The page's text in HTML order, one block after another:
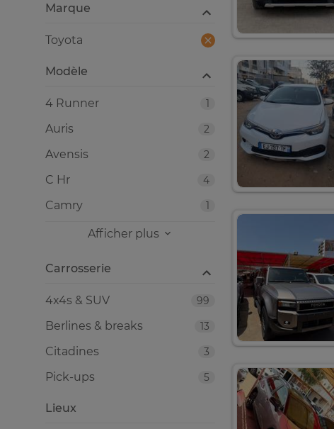
Lieux
Marque
Toyota
Modèle
1
4 Runner
2
Auris
2
Avensis
4
C Hr
1
Camry
Afficher plus
Carrosserie
99
4x4s & SUV
13
Berlines & breaks
3
Citadines
5
Pick-ups